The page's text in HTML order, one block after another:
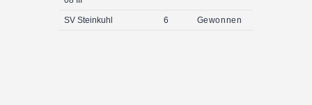
SV Steinkuhl 6 Gewonnen